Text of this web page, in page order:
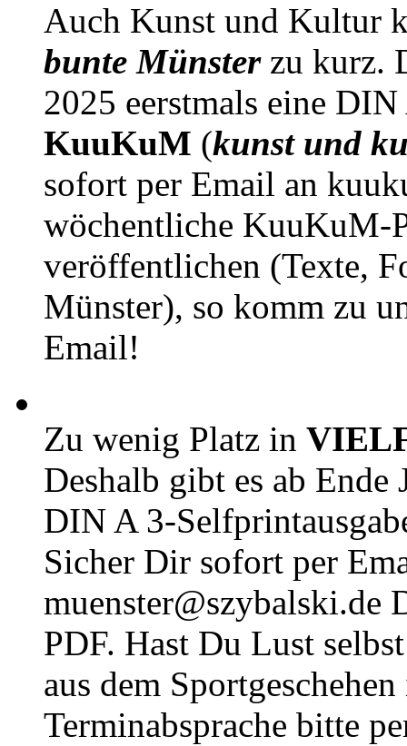
Auch Kunst und Kultur
bunte Münsterzu kurz.
2025 eerstmals eine
KuuKuM (kunst und
sofort per Email an
wöchentliche KuuKuM-
veröffentlichen (Texte,
Münster), so komm zu
Email!
Zu wenig Platz in
Deshalb gibt es ab Ende
DIN A 3-
Sicher Dir sofort per
muenster@szybalski.de
PDF. Hast Du Lust
aus dem
Terminabsprache bitte